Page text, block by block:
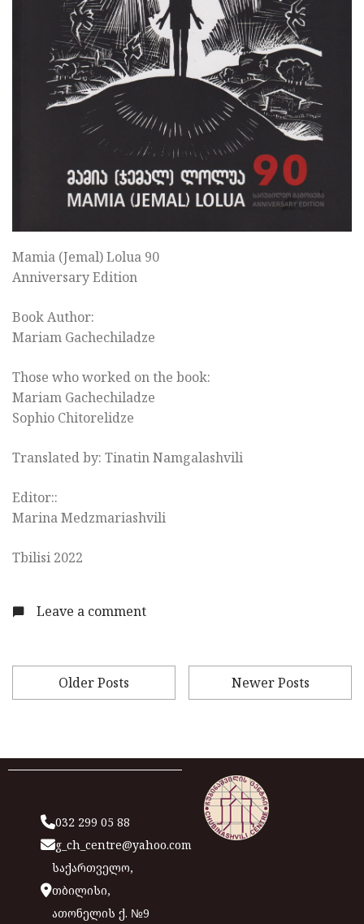
Mamia (Jemal) Lolua 90
Anniversary Edition
Book Author:
Mariam Gachechiladze
Those who worked on the book:
Mariam Gachechiladze
Sophio Chitorelidze
Translated by: Tinatin Namgalashvili
Editor::
Marina Medzmariashvili
Tbilisi 2022
Leave a comment
Older Posts Newer Posts
032 299 05 88
g_ch_centre@yahoo.com
საქართველო,
თბილისი,
ათონელის ქ. №9